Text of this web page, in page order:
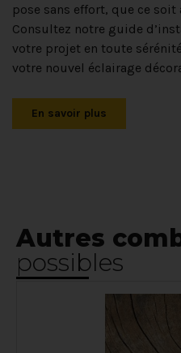
pose sans effort, que ce
Consultez notre guide
votre projet en toute
votre nouvel éclairage
En savoir plus
Autres
possibles